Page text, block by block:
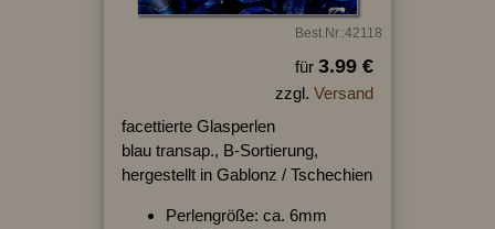
Best.Nr.:42118
für 3.99 €
zzgl. Versand
facettierte Glasperlen
blau transap., B-Sortierung,
hergestellt in Gablonz / Tschechien
Perlengröße: ca. 6mm